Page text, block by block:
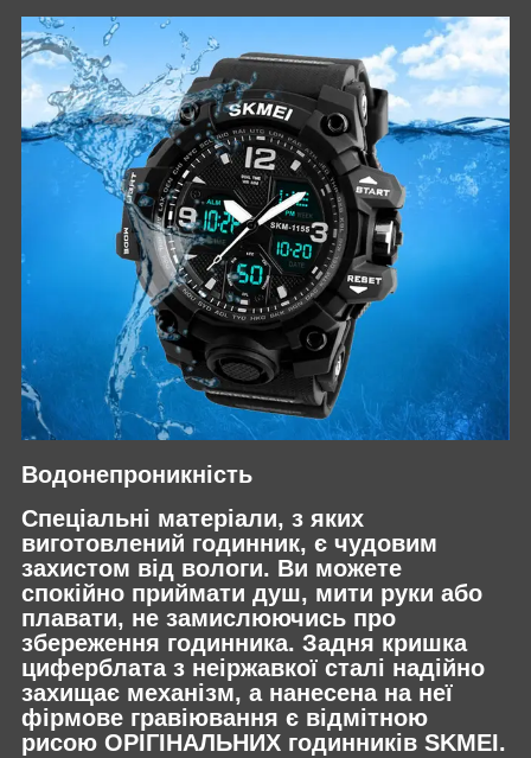
Водонепроникність
Спеціальні матеріали, з яких
виготовлений годинник, є чудовим
захистом від вологи. Ви можете
спокійно приймати душ, мити руки або
плавати, не замислюючись про
збереження годинника. Задня кришка
циферблата з неіржавкої сталі надійно
захищає механізм, а нанесена на неї
фірмове гравіювання є відмітною
рисою ОРІГІНАЛЬНИХ годинників SKMEI.